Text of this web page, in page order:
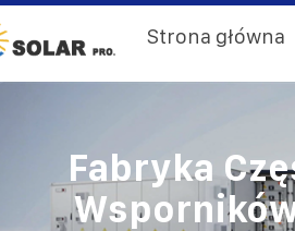
Strona główna
Fabryka